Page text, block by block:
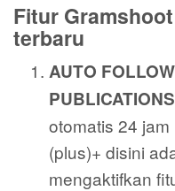
Fitur
terbaru
AUTO
otomatis 24
(plus)+ disini
mengaktifkan